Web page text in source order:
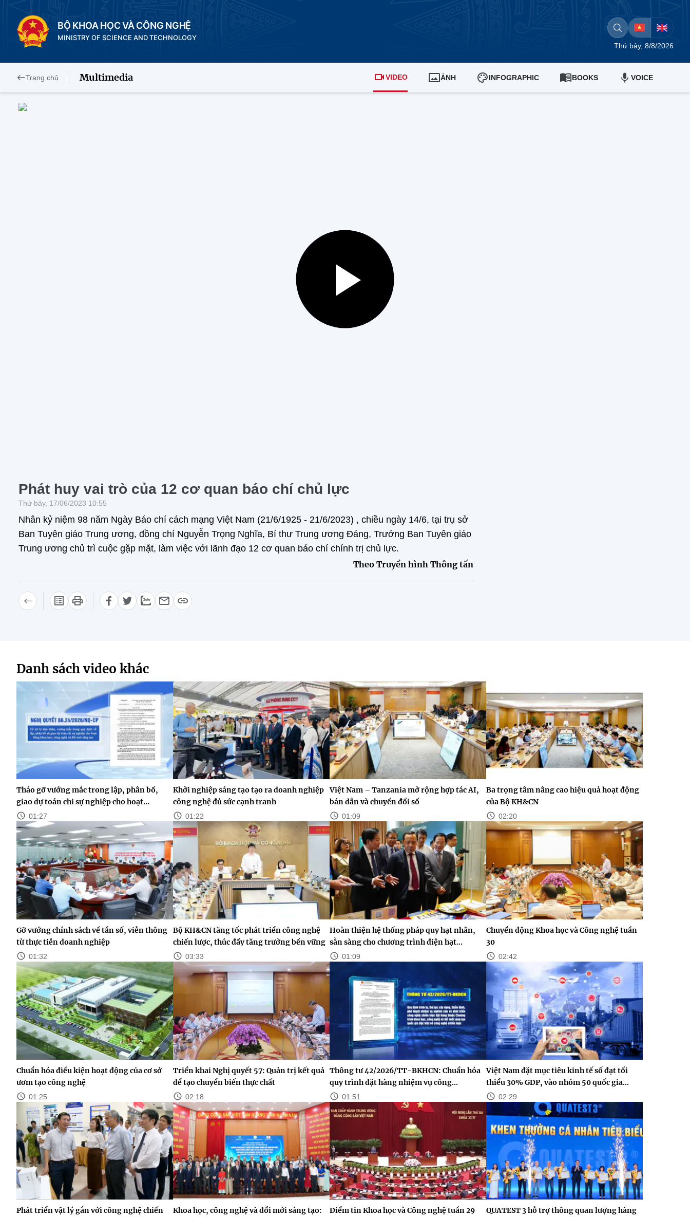
BỘ KHOA HỌC VÀ CÔNG NGHỆ
MINISTRY OF SCIENCE AND TECHNOLOGY
Thứ bảy, 8/8/2026
Trang chủ Multimedia VIDEO ẢNH INFOGRAPHIC BOOKS VOICE
Phát huy vai trò của 12 cơ quan báo chí chủ lực
Thứ bảy, 17/06/2023 10:55
Nhân kỷ niệm 98 năm Ngày Báo chí cách mạng Việt Nam (21/6/1925 - 21/6/2023) , chiều ngày 14/6, tại trụ sở
Ban Tuyên giáo Trung ương, đồng chí Nguyễn Trọng Nghĩa, Bí thư Trung ương Đảng, Trưởng Ban Tuyên giáo
Trung ương chủ trì cuộc gặp mặt, làm việc với lãnh đạo 12 cơ quan báo chí chính trị chủ lực.
Theo Truyền hình Thông tấn
Danh sách video khác
Tháo gỡ vướng mắc trong lập, phân bổ,
giao dự toán chi sự nghiệp cho hoạt...
01:27
Khởi nghiệp sáng tạo tạo ra doanh nghiệp
công nghệ đủ sức cạnh tranh
01:22
Việt Nam – Tanzania mở rộng hợp tác AI,
bán dẫn và chuyển đổi số
01:09
Ba trọng tâm nâng cao hiệu quả hoạt động
của Bộ KH&CN
02:20
Gỡ vướng chính sách về tần số, viễn thông
từ thực tiễn doanh nghiệp
01:32
Bộ KH&CN tăng tốc phát triển công nghệ
chiến lược, thúc đẩy tăng trưởng bền vững
03:33
Hoàn thiện hệ thống pháp quy hạt nhân,
sẵn sàng cho chương trình điện hạt...
01:09
Chuyển động Khoa học và Công nghệ tuần
30
02:42
Chuẩn hóa điều kiện hoạt động của cơ sở
ươm tạo công nghệ
01:25
Triển khai Nghị quyết 57: Quản trị kết quả
để tạo chuyển biến thực chất
02:18
Thông tư 42/2026/TT-BKHCN: Chuẩn hóa
quy trình đặt hàng nhiệm vụ công...
01:51
Việt Nam đặt mục tiêu kinh tế số đạt tối
thiểu 30% GDP, vào nhóm 50 quốc gia...
02:29
Phát triển vật lý gắn với công nghệ chiến
Khoa học, công nghệ và đổi mới sáng tạo:
Điểm tin Khoa học và Công nghệ tuần 29
QUATEST 3 hỗ trợ thông quan lượng hàng